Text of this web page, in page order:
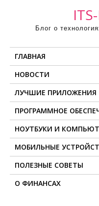
Блог о
ГЛАВНАЯ
НОВОСТИ
ЛУЧШИЕ ПРИЛОЖЕНИЯ
ПРОГРАММНОЕ
НОУТБУКИ И
МОБИЛЬНЫЕ
ПОЛЕЗНЫЕ СОВЕТЫ
О ФИНАНСАХ